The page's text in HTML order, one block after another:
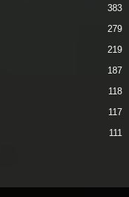
383
279
219
187
118
117
111